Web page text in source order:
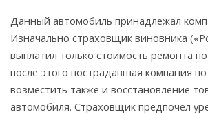
Данный автомобиль принадлежал
Изначально страховщик виновника
выплатил только стоимость ремонта
после этого пострадавшая компания
возместить также и восстановление
автомобиля. Страховщик предпочел